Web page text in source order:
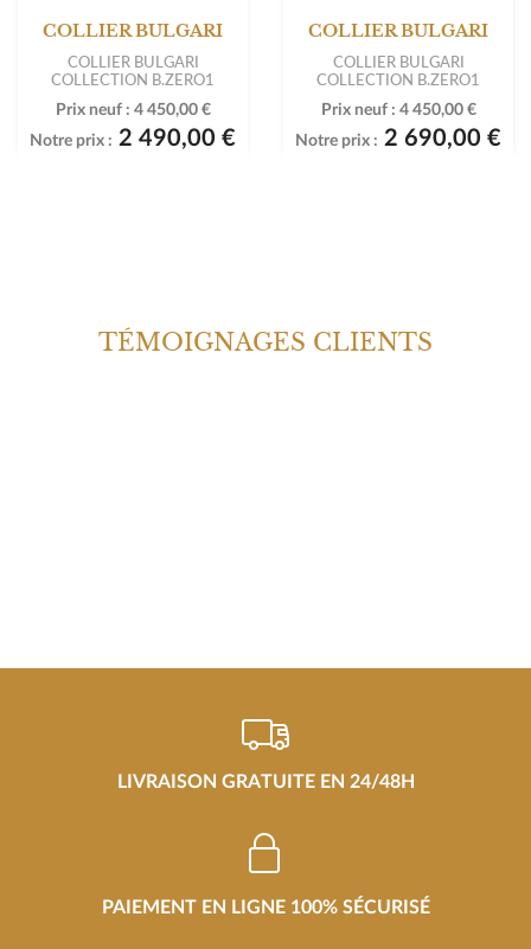
COLLIER BULGARI
COLLIER BULGARI
COLLECTION B.ZERO1
Prix neuf : 4 450,00 €
Notre prix : 2 490,00 €
COLLIER BULGARI
COLLIER BULGARI
COLLECTION B.ZERO1
Prix neuf : 4 450,00 €
Notre prix : 2 690,00 €
TÉMOIGNAGES CLIENTS
LIVRAISON GRATUITE EN 24/48H
PAIEMENT EN LIGNE 100% SÉCURISÉ